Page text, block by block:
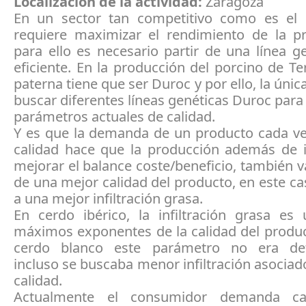
En un sector tan competitivo como es el
requiere maximizar el rendimiento de la
para ello es necesario partir de una línea
eficiente. En la producción del porcino de
paterna tiene que ser Duroc y por ello, la
buscar diferentes líneas genéticas Duroc
parámetros actuales de calidad.
Y es que la demanda de un producto cada
calidad hace que la producción además
mejorar el balance coste/beneficio, también
de una mejor calidad del producto, en este
a una mejor infiltración grasa.
En cerdo ibérico, la infiltración grasa es
máximos exponentes de la calidad del
cerdo blanco este parámetro no era
incluso se buscaba menor infiltración
calidad.
Actualmente el consumidor demanda